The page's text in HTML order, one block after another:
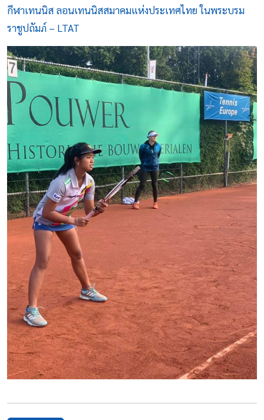
กีฬาเทนนิส ลอนเทนนิสสมาคมแห่งประเทศไทย ในพระบรม
ราชูปถัมภ์ – LTAT